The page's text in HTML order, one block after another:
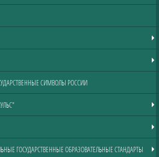
СИМВОЛЫ РОССИИ
ГОСУДАРСТВЕННЫЕ ОБРАЗОВАТЕЛЬНЫЕ СТАНДАРТЫ